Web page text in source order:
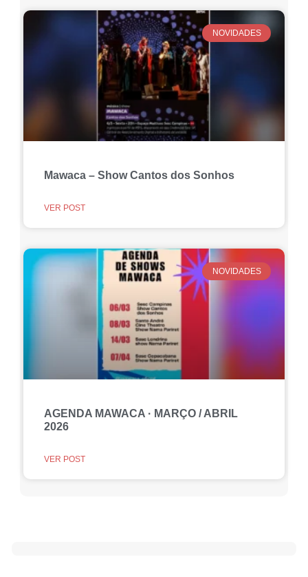
NOVIDADES
Mawaca – Show Cantos dos Sonhos
VER POST
NOVIDADES
AGENDA MAWACA · MARÇO / ABRIL
2026
VER POST